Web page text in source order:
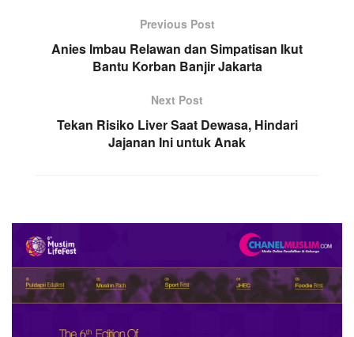
Previous Post
Anies Imbau Relawan dan Simpatisan Ikut
Bantu Korban Banjir Jakarta
Next Post
Tekan Risiko Liver Saat Dewasa, Hindari
Jajanan Ini untuk Anak